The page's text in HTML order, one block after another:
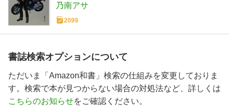
乃南アサ
2099
書誌検索オプションについて
ただいま「Amazon和書」検索の仕組みを変更しておりま
す。検索で本が見つからない場合の対処法など、詳しくは
こちらのお知らせをご確認ください。